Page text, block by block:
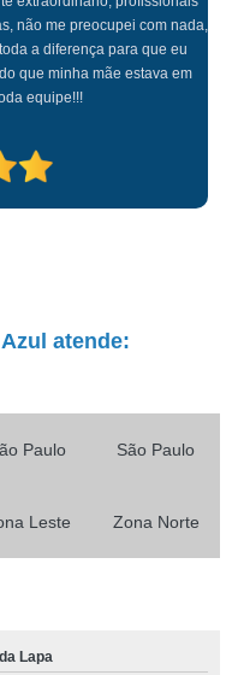
não me preocupei com nada,
a diferença para que eu
que minha mãe estava em
equipe!!!
atende:
Paulo São Paulo
Leste Zona Norte
Lapa